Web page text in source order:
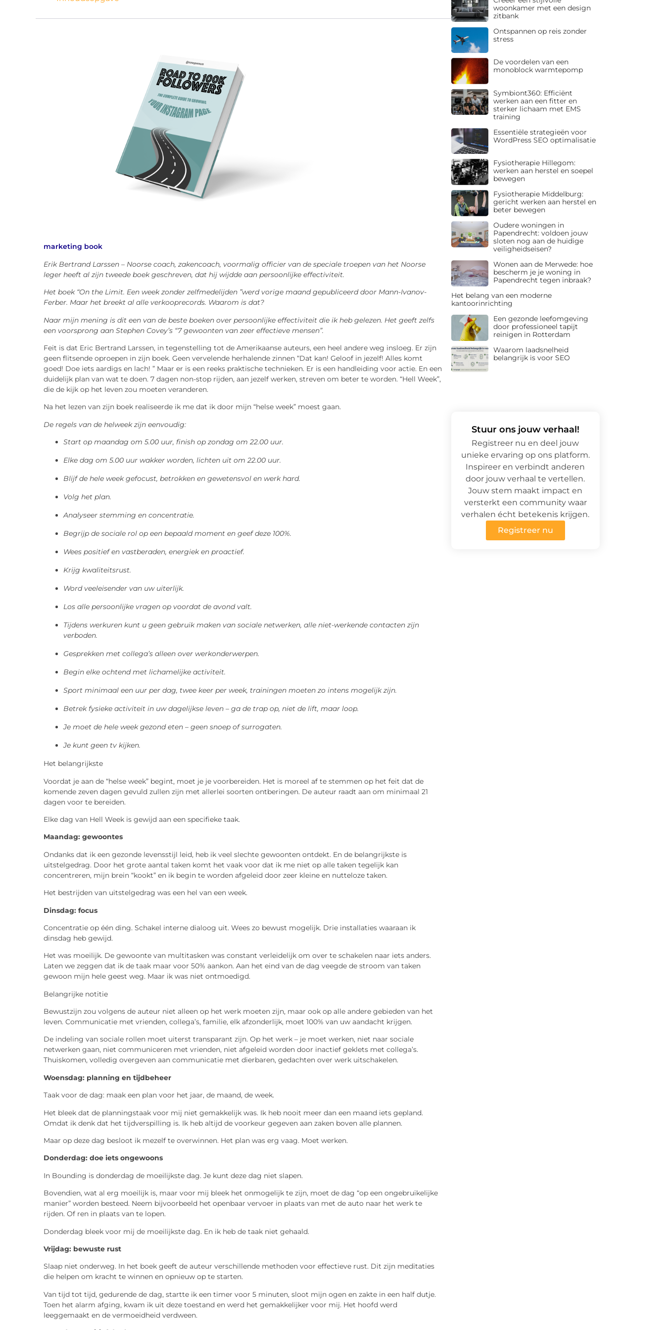
marketing book
Erik Bertrand Larssen – Noorse coach, zakencoach, voormalig officier van de speciale troepen van het Noorse
leger heeft al zijn tweede boek geschreven, dat hij wijdde aan persoonlijke effectiviteit.
Het boek “On the Limit. Een week zonder zelfmedelijden ”werd vorige maand gepubliceerd door Mann-Ivanov-
Ferber. Maar het breekt al alle verkooprecords. Waarom is dat?
Naar mijn mening is dit een van de beste boeken over persoonlijke effectiviteit die ik heb gelezen. Het geeft zelfs
een voorsprong aan Stephen Covey’s “7 gewoonten van zeer effectieve mensen”.
Feit is dat Eric Bertrand Larssen, in tegenstelling tot de Amerikaanse auteurs, een heel andere weg insloeg. Er zijn
geen flitsende oproepen in zijn boek. Geen vervelende herhalende zinnen “Dat kan! Geloof in jezelf! Alles komt
goed! Doe iets aardigs en lach! ” Maar er is een reeks praktische technieken. Er is een handleiding voor actie. En een
duidelijk plan van wat te doen. 7 dagen non-stop rijden, aan jezelf werken, streven om beter te worden. “Hell Week”,
die de kijk op het leven zou moeten veranderen.
Na het lezen van zijn boek realiseerde ik me dat ik door mijn “helse week” moest gaan.
De regels van de helweek zijn eenvoudig:
Start op maandag om 5.00 uur, finish op zondag om 22.00 uur.
Elke dag om 5.00 uur wakker worden, lichten uit om 22.00 uur.
Blijf de hele week gefocust, betrokken en gewetensvol en werk hard.
Volg het plan.
Analyseer stemming en concentratie.
Begrijp de sociale rol op een bepaald moment en geef deze 100%.
Wees positief en vastberaden, energiek en proactief.
Krijg kwaliteitsrust.
Word veeleisender van uw uiterlijk.
Los alle persoonlijke vragen op voordat de avond valt.
Tijdens werkuren kunt u geen gebruik maken van sociale netwerken, alle niet-werkende contacten zijn
verboden.
Gesprekken met collega’s alleen over werkonderwerpen.
Begin elke ochtend met lichamelijke activiteit.
Sport minimaal een uur per dag, twee keer per week, trainingen moeten zo intens mogelijk zijn.
Betrek fysieke activiteit in uw dagelijkse leven – ga de trap op, niet de lift, maar loop.
Je moet de hele week gezond eten – geen snoep of surrogaten.
Je kunt geen tv kijken.
Het belangrijkste
Voordat je aan de “helse week” begint, moet je je voorbereiden. Het is moreel af te stemmen op het feit dat de
komende zeven dagen gevuld zullen zijn met allerlei soorten ontberingen. De auteur raadt aan om minimaal 21
dagen voor te bereiden.
Elke dag van Hell Week is gewijd aan een specifieke taak.
Maandag: gewoontes
Ondanks dat ik een gezonde levensstijl leid, heb ik veel slechte gewoonten ontdekt. En de belangrijkste is
uitstelgedrag. Door het grote aantal taken komt het vaak voor dat ik me niet op alle taken tegelijk kan
concentreren, mijn brein “kookt” en ik begin te worden afgeleid door zeer kleine en nutteloze taken.
Het bestrijden van uitstelgedrag was een hel van een week.
Dinsdag: focus
Concentratie op één ding. Schakel interne dialoog uit. Wees zo bewust mogelijk. Drie installaties waaraan ik
dinsdag heb gewijd.
Het was moeilijk. De gewoonte van multitasken was constant verleidelijk om over te schakelen naar iets anders.
Laten we zeggen dat ik de taak maar voor 50% aankon. Aan het eind van de dag veegde de stroom van taken
gewoon mijn hele geest weg. Maar ik was niet ontmoedigd.
Belangrijke notitie
Bewustzijn zou volgens de auteur niet alleen op het werk moeten zijn, maar ook op alle andere gebieden van het
leven. Communicatie met vrienden, collega’s, familie, elk afzonderlijk, moet 100% van uw aandacht krijgen.
De indeling van sociale rollen moet uiterst transparant zijn. Op het werk – je moet werken, niet naar sociale
netwerken gaan, niet communiceren met vrienden, niet afgeleid worden door inactief geklets met collega’s.
Thuiskomen, volledig overgeven aan communicatie met dierbaren, gedachten over werk uitschakelen.
Woensdag: planning en tijdbeheer
Taak voor de dag: maak een plan voor het jaar, de maand, de week.
Het bleek dat de planningstaak voor mij niet gemakkelijk was. Ik heb nooit meer dan een maand iets gepland.
Omdat ik denk dat het tijdverspilling is. Ik heb altijd de voorkeur gegeven aan zaken boven alle plannen.
Maar op deze dag besloot ik mezelf te overwinnen. Het plan was erg vaag. Moet werken.
Donderdag: doe iets ongewoons
In Bounding is donderdag de moeilijkste dag. Je kunt deze dag niet slapen.
Bovendien, wat al erg moeilijk is, maar voor mij bleek het onmogelijk te zijn, moet de dag “op een ongebruikelijke
manier” worden besteed. Neem bijvoorbeeld het openbaar vervoer in plaats van met de auto naar het werk te
rijden. Of ren in plaats van te lopen.
Donderdag bleek voor mij de moeilijkste dag. En ik heb de taak niet gehaald.
Vrijdag: bewuste rust
Slaap niet onderweg. In het boek geeft de auteur verschillende methoden voor effectieve rust. Dit zijn meditaties
die helpen om kracht te winnen en opnieuw op te starten.
Van tijd tot tijd, gedurende de dag, startte ik een timer voor 5 minuten, sloot mijn ogen en zakte in een half dutje.
Toen het alarm afging, kwam ik uit deze toestand en werd het gemakkelijker voor mij. Het hoofd werd
leeggemaakt en de vermoeidheid verdween.
woonkamer met een design
zitbank
Ontspannen op reis zonder
stress
De voordelen van een
monoblock warmtepomp
Symbiont360: Efficiënt
werken aan een fitter en
sterker lichaam met EMS
training
Essentiële strategieën voor
WordPress SEO optimalisatie
Fysiotherapie Hillegom:
werken aan herstel en soepel
bewegen
Fysiotherapie Middelburg:
gericht werken aan herstel en
beter bewegen
Oudere woningen in
Papendrecht: voldoen jouw
sloten nog aan de huidige
veiligheidseisen?
Wonen aan de Merwede: hoe
bescherm je je woning in
Papendrecht tegen inbraak?
Het belang van een moderne
kantoorinrichting
Een gezonde leefomgeving
door professioneel tapijt
reinigen in Rotterdam
Waarom laadsnelheid
belangrijk is voor SEO
Stuur ons jouw verhaal!
Registreer nu en deel jouw
unieke ervaring op ons platform.
Inspireer en verbindt anderen
door jouw verhaal te vertellen.
Jouw stem maakt impact en
versterkt een community waar
verhalen écht betekenis krijgen.
Registreer nu